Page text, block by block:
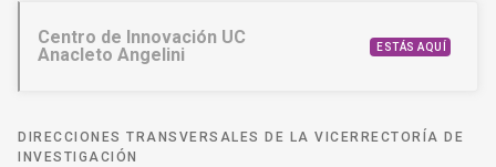
Centro de Innovación UC
Anacleto Angelini
ESTÁS AQUÍ
DIRECCIONES TRANSVERSALES DE LA VICERRECTORÍA DE
INVESTIGACIÓN